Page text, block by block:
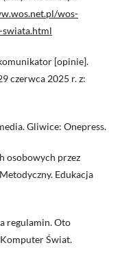
wos-
swiata.html
[opinie].
czerwca 2025 r. z:
Gliwice: Onepress.
osobowych przez
Edukacja
regulamin. Oto
Świat.